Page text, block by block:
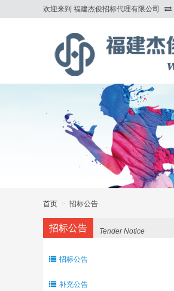
欢迎来到 福建杰俊招标代理有限公司
首页 > 招标公告
招标公告 Tender Notice
招标公告
补充公告